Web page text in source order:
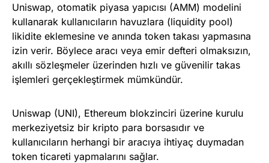
Uniswap, otomatik piyasa yapıcısı (AMM) modelini
kullanarak kullanıcıların havuzlara (liquidity pool)
likidite eklemesine ve anında token takası yapmasına
izin verir. Böylece aracı veya emir defteri olmaksızın,
akıllı sözleşmeler üzerinden hızlı ve güvenilir takas
işlemleri gerçekleştirmek mümkündür.
Uniswap (UNI), Ethereum blokzinciri üzerine kurulu
merkeziyetsiz bir kripto para borsasıdır ve
kullanıcıların herhangi bir aracıya ihtiyaç duymadan
token ticareti yapmalarını sağlar.